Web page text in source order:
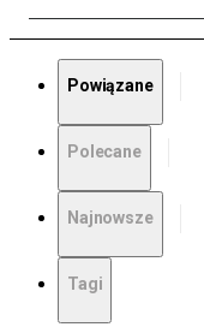
Powiązane
Polecane
Najnowsze
Tagi